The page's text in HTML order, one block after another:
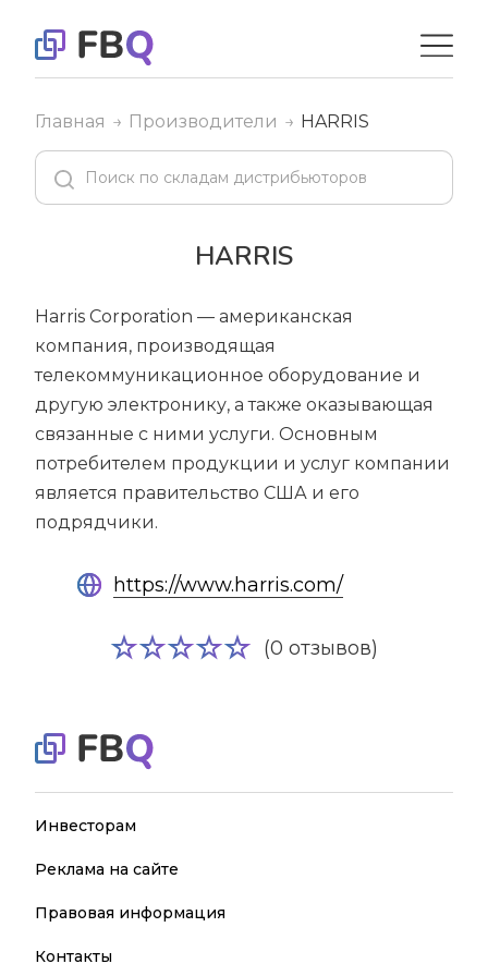
Главная Производители HARRIS
HARRIS
Harris Corporation — американская
компания, производящая
телекоммуникационное оборудование и
другую электронику, а также оказывающая
связанные с ними услуги. Основным
потребителем продукции и услуг компании
является правительство США и его
подрядчики.
https://www.harris.com/
(0 отзывов)
Инвесторам
Реклама на сайте
Правовая информация
Контакты